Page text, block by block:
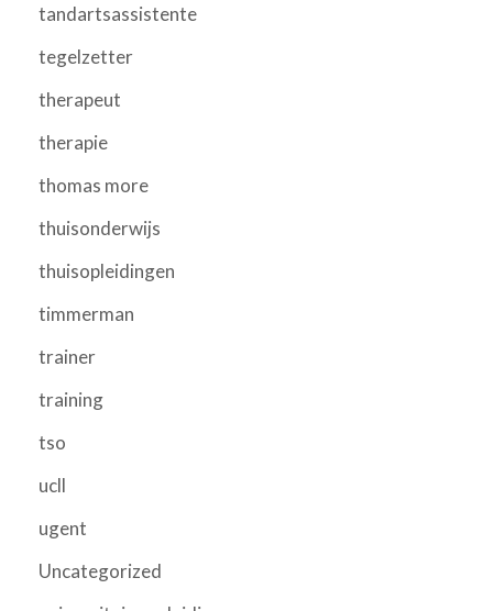
tandartsassistente
tegelzetter
therapeut
therapie
thomas more
thuisonderwijs
thuisopleidingen
timmerman
trainer
training
tso
ucll
ugent
Uncategorized